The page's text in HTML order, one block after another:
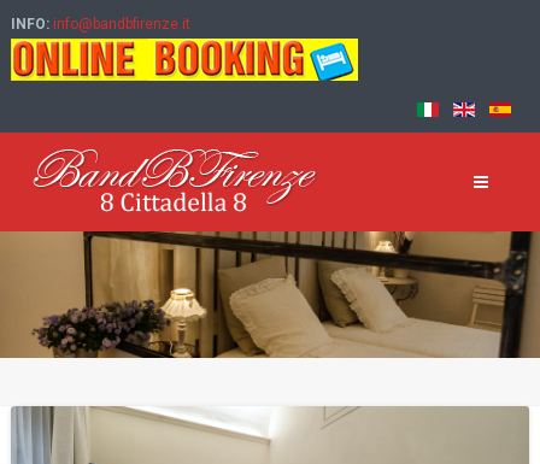
INFO: info@bandbfirenze.it